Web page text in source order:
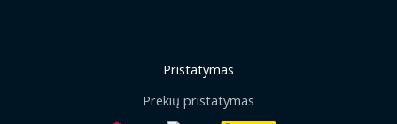
Pristatymas
Prekių pristatymas